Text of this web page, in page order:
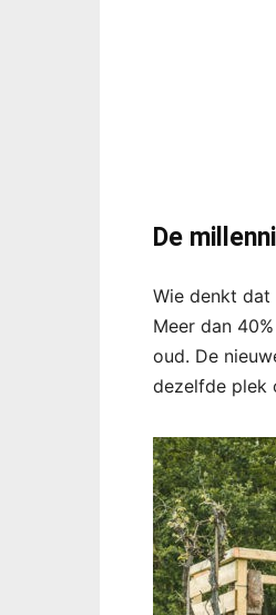
De
Wie denkt dat
Meer dan
oud. De
dezelfde plek